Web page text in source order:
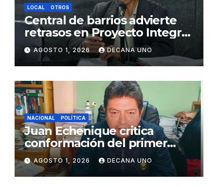
LOCAL OTROS
Central de barrios advierte
retrasos en Proyecto Integral
de Agua y Alcantarillado para
Juliaca
AGOSTO 1, 2026 DECANA UNO
NACIONAL POLÍTICA
Juan Echenique critica
conformación del primer
gabinete ministerial de Keiko
Fujimori
AGOSTO 1, 2026 DECANA UNO